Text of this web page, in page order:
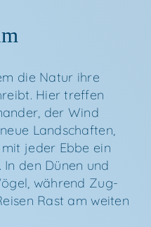
die Natur ihre
Hier tref­fen
der Wind
Land­schaf­ten,
jeder Ebbe ein
den Dünen und
wäh­rend Zug­
Rast am wei­ten